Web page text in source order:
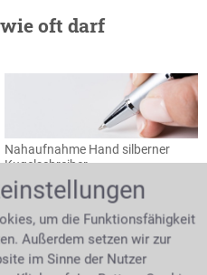
oft darf
Nahaufnahme Hand silberner
Kugelschreiber
Abs. 2 S. 1 TzBfG ist
befristeten
Mal möglich, wobei
des Arbeitsverhältnisses
um die Funktionsfähigkeit
Außerdem setzen wir zur
im Sinne der Nutzer